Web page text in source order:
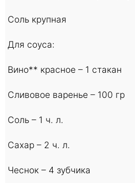
Соль крупная
Для соуса:
Вино** красное – 1 стакан
Сливовое варенье – 100 гр
Соль – 1 ч. л.
Сахар – 2 ч. л.
Чеснок – 4 зубчика